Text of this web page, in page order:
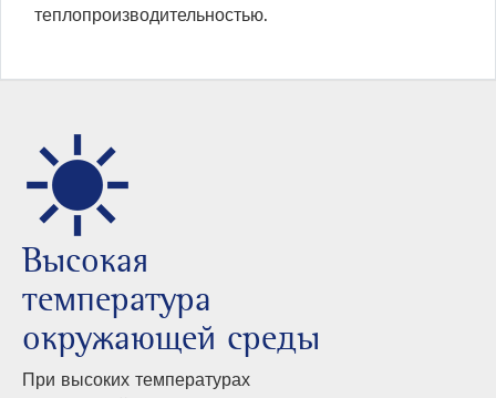
теплопроизводительностью.
Bысокая
температура
окружающей среды
При высоких температурах